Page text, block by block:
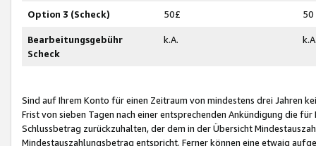
Option 3 (Scheck) 50£ 50
Bearbeitungsgebühr
Scheck
k.A.
Sind auf Ihrem Konto für einen Zeitraum von mindestens drei Jahren
Frist von sieben Tagen nach einer entsprechenden Ankündigung die
Schlussbetrag zurückzuhalten, der dem in der Übersicht
Mindestauszahlungsbetrag entspricht. Ferner können eine etwaig